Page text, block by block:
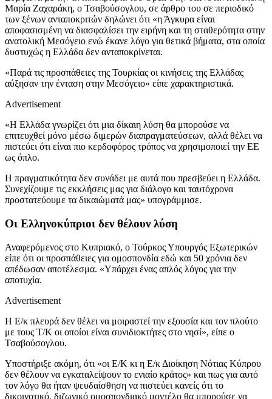
Μαρία Ζαχαράκη, ο Τσαβούσογλου, σε άρθρο του σε περιοδικό
των ξένων ανταποκριτών δηλώνει ότι «η Άγκυρα είναι
αποφασισμένη να διασφαλίσει την ειρήνη και τη σταθερότητα στην
ανατολική Μεσόγειο ενώ έκανε λόγο για θετικά βήματα, στα οποία
δυστυχώς η Ελλάδα δεν ανταποκρίνεται.
«Παρά τις προσπάθειες της Τουρκίας οι κινήσεις της Ελλάδας
αύξησαν την ένταση στην Μεσόγειο» είπε χαρακτηριστικά.
Advertisement
«Η Ελλάδα γνωρίζει ότι μια δίκαιη λύση θα μπορούσε να
επιτευχθεί μόνο μέσω διμερών διαπραγματεύσεων, αλλά θέλει να
πιστεύει ότι είναι πιο κερδοφόρος τρόπος να χρησιμοποιεί την ΕΕ
ως όπλο.
Η πραγματικότητα δεν συνάδει με αυτά που πρεσβεύει η Ελλάδα.
Συνεχίζουμε τις εκκλήσεις μας για διάλογο και ταυτόχρονα
προστατεύουμε τα δικαιώματά μας» υπογράμμισε.
Οι Ελληνοκύπριοι δεν θέλουν λύση
Αναφερόμενος στο Κυπριακό, ο Τούρκος Υπουργός Εξωτερικών
είπε ότι οι προσπάθειες για ομοσπονδία εδώ και 50 χρόνια δεν
απέδωσαν αποτέλεσμα. «Υπάρχει ένας απλός λόγος για την
αποτυχία.
Advertisement
Η Ε/κ πλευρά δεν θέλει να μοιραστεί την εξουσία και τον πλούτο
με τους Τ/Κ οι οποίοι είναι συνιδιοκτήτες στο νησί», είπε ο
Τσαβούσογλου.
Υποστήριξε ακόμη, ότι «οι Ε/Κ κι η Ε/κ Διοίκηση Νότιας Κύπρου
δεν θέλουν να εγκαταλείψουν το ενιαίο κράτος» και πως για αυτό
τον λόγο θα ήταν ψευδαίσθηση να πιστεύει κανείς ότι το
δικοινοτικό, διζωνικό ομοσπονδιακό μοντέλο θα μπορούσε να